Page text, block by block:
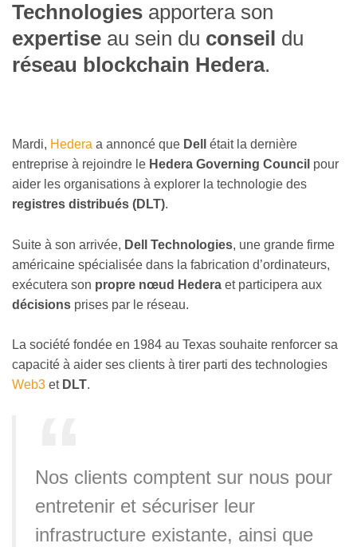
Technologies apportera son
expertise au sein du conseil du
réseau blockchain Hedera.
Mardi, Hedera a annoncé que Dell était la dernière
entreprise à rejoindre le Hedera Governing Council pour
aider les organisations à explorer la technologie des
registres distribués (DLT).
Suite à son arrivée, Dell Technologies, une grande firme
américaine spécialisée dans la fabrication d’ordinateurs,
exécutera son propre nœud Hedera et participera aux
décisions prises par le réseau.
La société fondée en 1984 au Texas souhaite renforcer sa
capacité à aider ses clients à tirer parti des technologies
Web3 et DLT.
Nos clients comptent sur nous pour
entretenir et sécuriser leur
infrastructure existante, ainsi que